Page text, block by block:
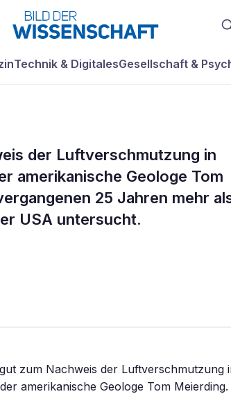
Technik & DigitalesGesellschaft &
der Luftverschmutzung in
amerikanische Geologe Tom
25 Jahren mehr
USA untersucht.
zum Nachweis der Luftverschmutzung
amerikanische Geologe Tom